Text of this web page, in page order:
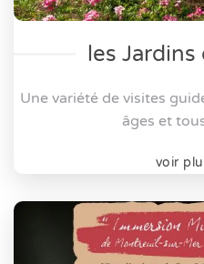
les Jardins
Une variété de visites
âges et
voir